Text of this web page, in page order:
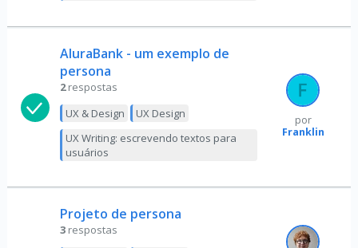
AluraBank - um exemplo de
persona
2 respostas
UX & Design
UX Design
UX Writing: escrevendo textos para
usuários
por
Franklin
Projeto de persona
3 respostas